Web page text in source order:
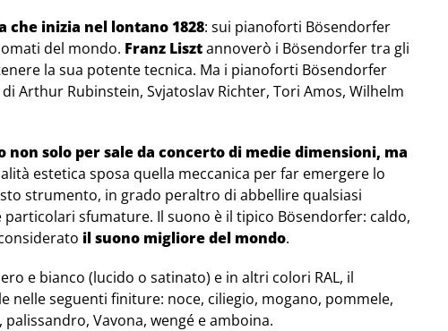
inizia nel lontano 1828: sui pianoforti Bösendorfer
del mondo. Franz Lisztannoverò i Bösendorfer tra gli
la sua potente tecnica. Ma i pianoforti Bösendorfer
Arthur Rubinstein, Svjatoslav Richter, Tori Amos, Wilhelm
non solo per sale da concerto di medie dimensioni, ma
estetica sposa quella meccanica per far emergere lo
strumento, in grado peraltro di abbellire qualsiasi
particolari sfumature. Il suono è il tipico Bösendorfer: caldo,
il suono migliore del mondo.
e bianco (lucido o satinato) e in altri colori RAL, il
nelle seguenti finiture: noce, ciliegio, mogano, pommele,
Vavona, wengé e amboina.